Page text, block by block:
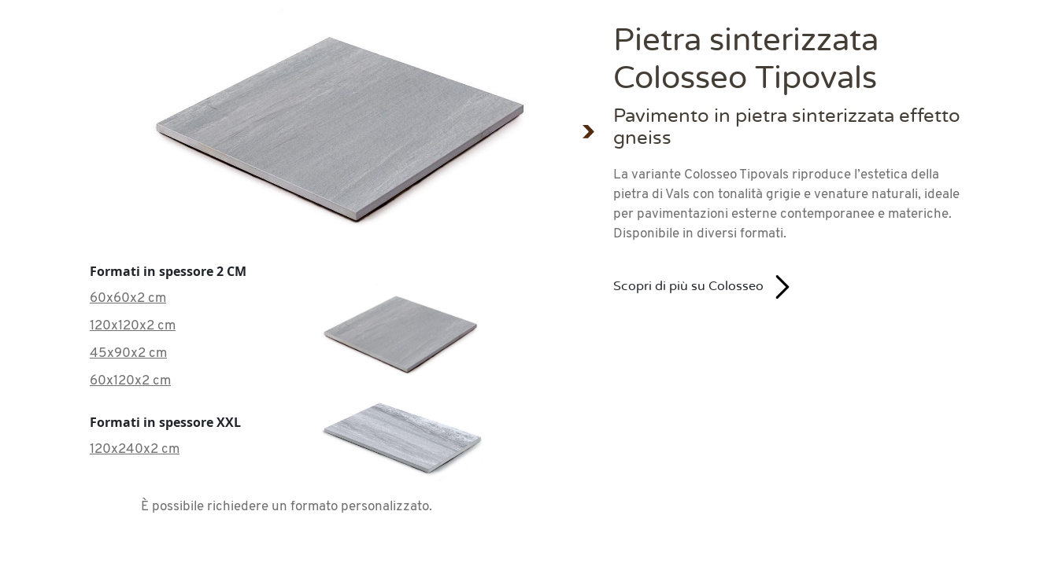
Formati in spessore 2 CM
60x60x2 cm
120x120x2 cm
45x90x2 cm
60x120x2 cm
Formati in spessore XXL
120x240x2 cm
È possibile richiedere un formato personalizzato.
Pietra sinterizzata
Colosseo Tipovals
Pavimento in pietra sinterizzata effetto
gneiss
La variante Colosseo Tipovals riproduce l’estetica della
pietra di Vals con tonalità grigie e venature naturali, ideale
per pavimentazioni esterne contemporanee e materiche.
Disponibile in diversi formati.
Scopri di più su Colosseo